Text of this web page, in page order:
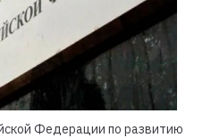
Федерации по развитию